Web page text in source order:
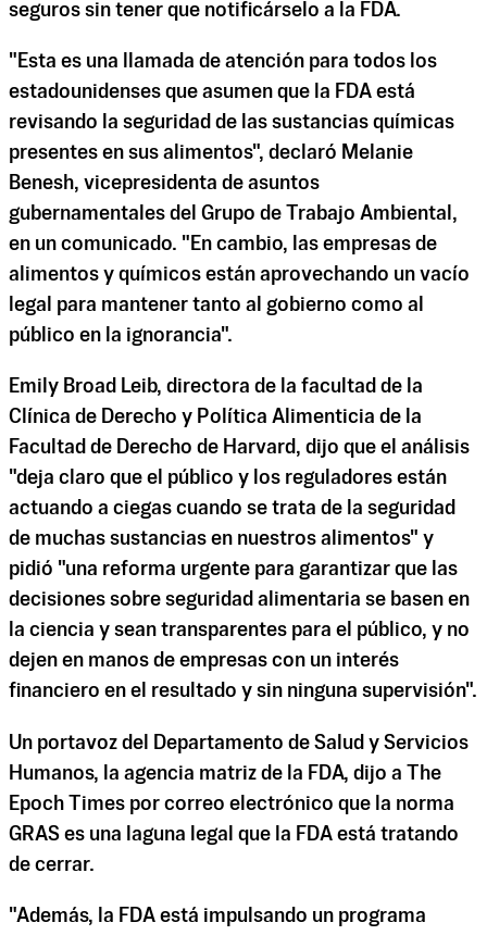
seguros sin tener que notificárselo a la FDA.
"Esta es una llamada de atención para todos los
estadounidenses que asumen que la FDA está
revisando la seguridad de las sustancias químicas
presentes en sus alimentos", declaró Melanie
Benesh, vicepresidenta de asuntos
gubernamentales del Grupo de Trabajo Ambiental,
en un comunicado. "En cambio, las empresas de
alimentos y químicos están aprovechando un vacío
legal para mantener tanto al gobierno como al
público en la ignorancia".
Emily Broad Leib, directora de la facultad de la
Clínica de Derecho y Política Alimenticia de la
Facultad de Derecho de Harvard, dijo que el análisis
"deja claro que el público y los reguladores están
actuando a ciegas cuando se trata de la seguridad
de muchas sustancias en nuestros alimentos" y
pidió "una reforma urgente para garantizar que las
decisiones sobre seguridad alimentaria se basen en
la ciencia y sean transparentes para el público, y no
dejen en manos de empresas con un interés
financiero en el resultado y sin ninguna supervisión".
Un portavoz del Departamento de Salud y Servicios
Humanos, la agencia matriz de la FDA, dijo a The
Epoch Times por correo electrónico que la norma
GRAS es una laguna legal que la FDA está tratando
de cerrar.
"Además, la FDA está impulsando un programa